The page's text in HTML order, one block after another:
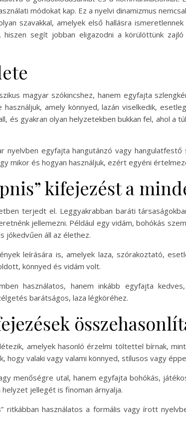
módokat kap. Ez a nyelvi dinamizmus
szavakkal, amelyek első hallásra
segít jobban eligazodni a körülöttünk
magyar szókincshez, hanem egyfajta
amely könnyed, lazán viselkedik,
és gyakran olyan helyzetekben bukkan fel, ahol a
nyelvben egyfajta hangutánzó vagy
mikor és hogyan használjuk, ezért egyéni
kifejezést a
terjedt el. Leggyakrabban baráti
jellemezni. Például egy vidám, bohókás
jókedvűen áll az élethez.
leírására is, amelyek laza, szórakoztató,
könnyed és vidám volt.
használatos, hanem inkább egyfajta
barátságos, laza légköréhez.
amelyek hasonló érzelmi töltettel bírnak, mint
hogy valaki vagy valami könnyed, stílusos vagy
menőségre utal, hanem egyfajta bohókás,
jellegét is finoman árnyalja.
ritkábban használatos a formális vagy írott